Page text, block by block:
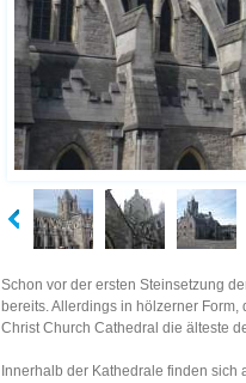
Schon vor der ersten Steinsetzung
bereits. Allerdings in hölzerner
Christ Church Cathedral die älteste
Innerhalb der Kathedrale finden